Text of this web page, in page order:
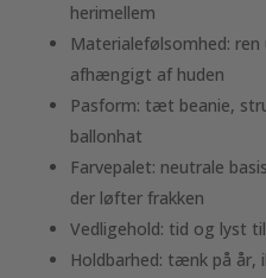
herimellem
Materialefølsomhed:
afhængigt af huden
Pasform: tæt beanie,
ballonhat
Farvepalet: neutrale
der løfter frakken
Vedligehold: tid og lyst
Holdbarhed: tænk på år,